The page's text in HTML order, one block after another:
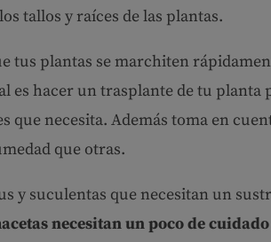
tallos y raíces de las plantas.
tus plantas se marchiten
es hacer un trasplante de tu planta
que necesita. Además toma en
que otras.
y suculentas que necesitan un
necesitan un poco de